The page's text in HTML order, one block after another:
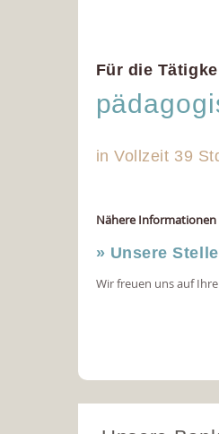
Für die
in Vollzeit 39
Nähere Informationen
» Unsere
Wir freuen uns auf